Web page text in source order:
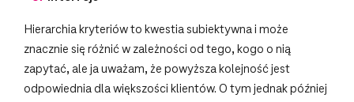
Hierarchia kryteriów to kwestia subiektywna i może
znacznie się różnić w zależności od tego, kogo o nią
zapytać, ale ja uważam, że powyższa kolejność jest
odpowiednia dla większości klientów. O tym jednak później